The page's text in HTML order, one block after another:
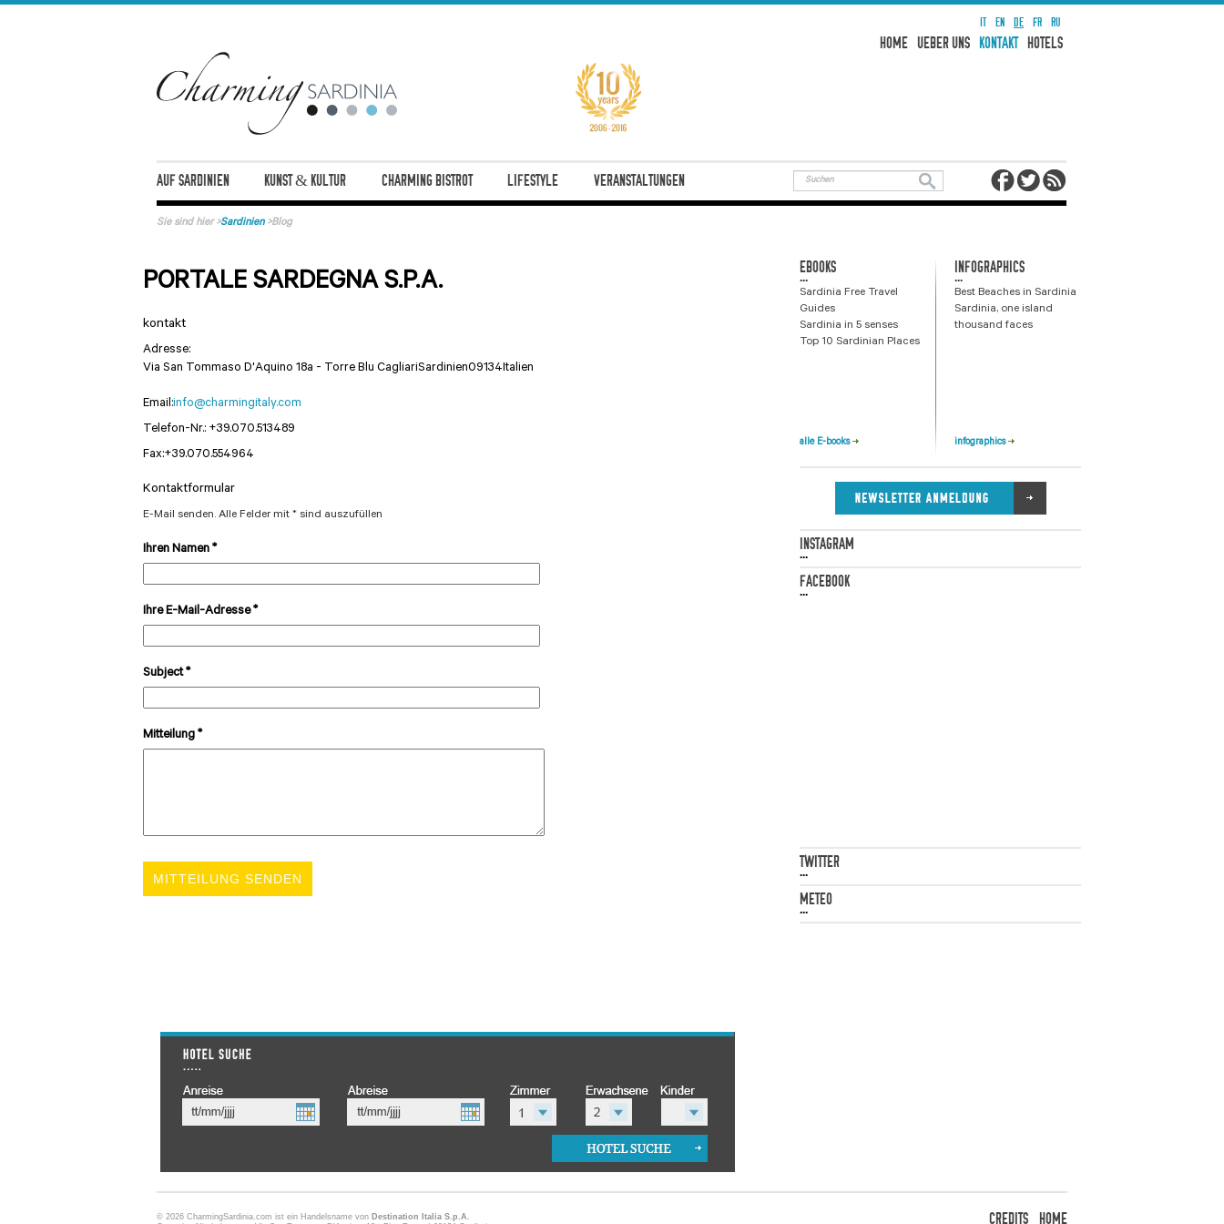
IT EN DE FR RU
HOME UEBER UNS KONTAKT HOTELS
AUF SARDINIEN KUNST & KULTUR CHARMING BISTROT LIFESTYLE VERANSTALTUNGEN
Sie sind hier>Sardinien>Blog
PORTALE SARDEGNA S.P.A.
kontakt
Adresse:
Via San Tommaso D'Aquino 18a - Torre Blu CagliariSardinien09134Italien
Email:info@charmingitaly.com
Telefon-Nr.: +39.070.513489
Fax:+39.070.554964
Kontaktformular
E-Mail senden. Alle Felder mit * sind auszufüllen
Ihren Namen *
Ihre E-Mail-Adresse*
Subject*
Mitteilung *
EBOOKS
...
Sardinia Free Travel
Guides
Sardinia in 5 senses
Top 10 Sardinian Places
alle E-books
INFOGRAPHICS
...
Best Beaches in Sardinia
Sardinia, one island
thousand faces
infographics
INSTAGRAM
...
FACEBOOK
...
TWITTER
...
METEO
...
© 2026 CharmingSardinia.com ist ein Handelsname vonDestination Italia S.p.A.
CREDITS HOME